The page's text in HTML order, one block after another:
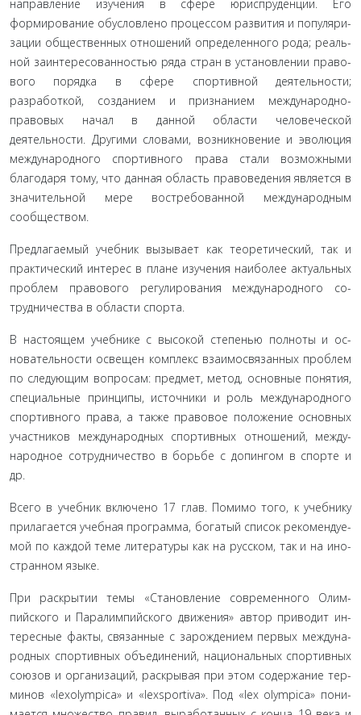
направление изучения в сфере юриспруденции. Его
формирование обусловлено процессом развития и популяри­
зации общественных отношений определенного рода; реаль­
ной заинтересованностью ряда стран в установлении право­
вого порядка в сфере спортивной деятельности;
разработкой, созданием и признанием международно-
правовых начал в данной области человеческой
деятельности. Другими слова­ми, возникновение и эволюция
международного спортивного права стали возможными
благодаря тому, что данная область правоведения является в
значительной мере востребованной международным
сообществом.
Предлагаемый учебник вызывает как теоретический, так и
практический интерес в плане изучения наиболее актуаль­ных
проблем правового регулирования международного со­
трудничества в области спорта.
В настоящем учебнике с высокой степенью полноты и ос­
новательности освещен комплекс взаимосвязанных проблем
по следующим вопросам: предмет, метод, основные понятия,
специальные принципы, источники и роль международного
спортивного права, а также правовое положение основных
участников международных спортивных отношений, между­
народное сотрудничество в борьбе с допингом в спорте и
др.
Всего в учебник включено 17 глав. Помимо того, к учебнику
прилагается учебная программа, богатый список рекомендуе­
мой по каждой теме литературы как на русском, так и на ино­
странном языке.
При раскрытии темы «Становление современного Олим­
пийского и Паралимпийского движения» автор приводит ин­
тересные факты, связанные с зарождением первых междуна­
родных спортивных объединений, национальных спортивных
союзов и организаций, раскрывая при этом содержание тер­
минов «lexolympica» и «lexsportiva». Под «lex olympica» пони­